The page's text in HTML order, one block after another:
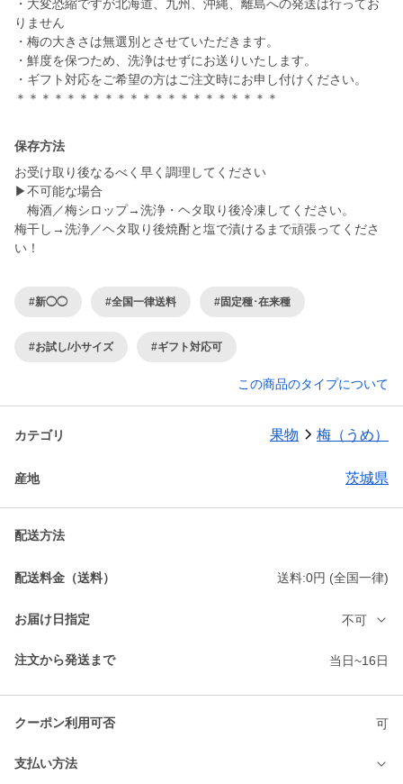
・大変恐縮ですが北海道、九州、沖縄、離島への発送は行ってお
りません
・梅の大きさは無選別とさせていただきます。
・鮮度を保つため、洗浄はせずにお送りいたします。
・ギフト対応をご希望の方はご注文時にお申し付けください。
＊＊＊＊＊＊＊＊＊＊＊＊＊＊＊＊＊＊＊＊＊
保存方法
お受け取り後なるべく早く調理してください
▶不可能な場合
梅酒／梅シロップ→洗浄・ヘタ取り後冷凍してください。
梅干し→洗浄／ヘタ取り後焼酎と塩で漬けるまで頑張ってくださ
い！
#新◯◯ #全国一律送料 #固定種･在来種
#お試し/小サイズ #ギフト対応可
この商品のタイプについて
カテゴリ 果物 梅（うめ）
産地 茨城県
配送方法
配送料金（送料） 送料:0円 (全国一律)
お届け日指定 不可
注文から発送まで 当日~16日
クーポン利用可否 可
支払い方法